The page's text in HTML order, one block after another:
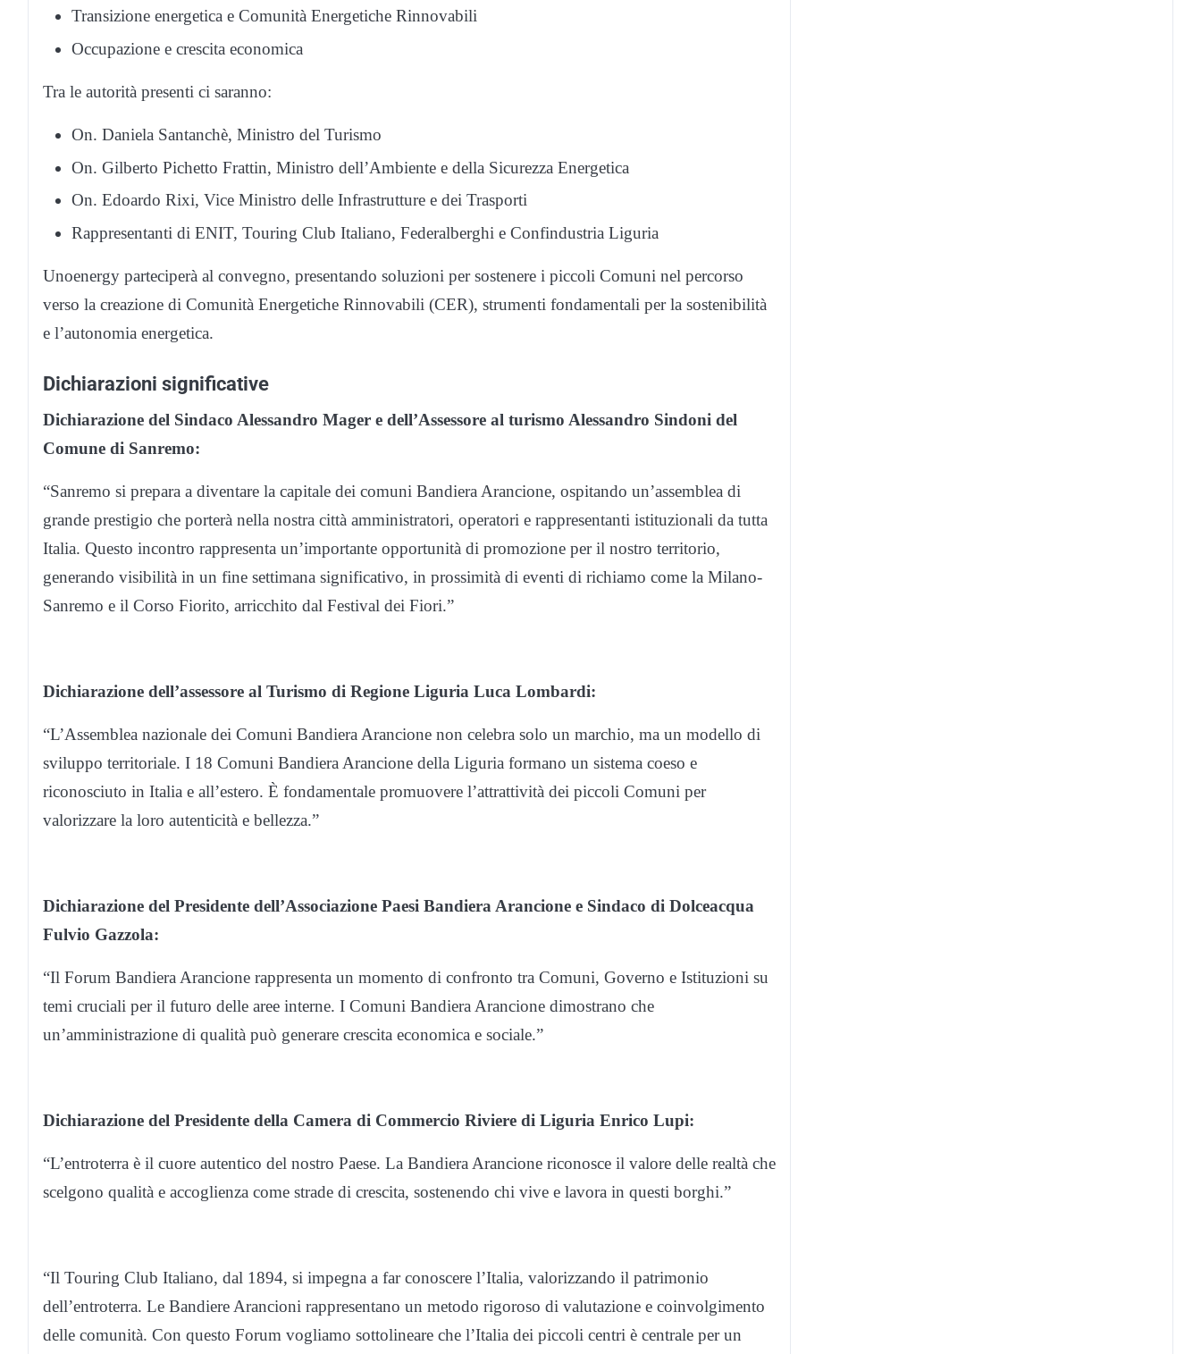
Transizione energetica e Comunità Energetiche Rinnovabili
Occupazione e crescita economica
Tra le autorità presenti ci saranno:
On. Daniela Santanchè, Ministro del Turismo
On. Gilberto Pichetto Frattin, Ministro dell’Ambiente e della Sicurezza Energetica
On. Edoardo Rixi, Vice Ministro delle Infrastrutture e dei Trasporti
Rappresentanti di ENIT, Touring Club Italiano, Federalberghi e Confindustria Liguria
Unoenergy parteciperà al convegno, presentando soluzioni per sostenere i piccoli Comuni nel percorso
verso la creazione di Comunità Energetiche Rinnovabili (CER), strumenti fondamentali per la sostenibilità
e l’autonomia energetica.
Dichiarazioni significative
Dichiarazione del Sindaco Alessandro Mager e dell’Assessore al turismo Alessandro Sindoni del
Comune di Sanremo:
“Sanremo si prepara a diventare la capitale dei comuni Bandiera Arancione, ospitando un’assemblea di
grande prestigio che porterà nella nostra città amministratori, operatori e rappresentanti istituzionali da tutta
Italia. Questo incontro rappresenta un’importante opportunità di promozione per il nostro territorio,
generando visibilità in un fine settimana significativo, in prossimità di eventi di richiamo come la Milano-
Sanremo e il Corso Fiorito, arricchito dal Festival dei Fiori.”
Dichiarazione dell’assessore al Turismo di Regione Liguria Luca Lombardi:
“L’Assemblea nazionale dei Comuni Bandiera Arancione non celebra solo un marchio, ma un modello di
sviluppo territoriale. I 18 Comuni Bandiera Arancione della Liguria formano un sistema coeso e
riconosciuto in Italia e all’estero. È fondamentale promuovere l’attrattività dei piccoli Comuni per
valorizzare la loro autenticità e bellezza.”
Dichiarazione del Presidente dell’Associazione Paesi Bandiera Arancione e Sindaco di Dolceacqua
Fulvio Gazzola:
“Il Forum Bandiera Arancione rappresenta un momento di confronto tra Comuni, Governo e Istituzioni su
temi cruciali per il futuro delle aree interne. I Comuni Bandiera Arancione dimostrano che
un’amministrazione di qualità può generare crescita economica e sociale.”
Dichiarazione del Presidente della Camera di Commercio Riviere di Liguria Enrico Lupi:
“L’entroterra è il cuore autentico del nostro Paese. La Bandiera Arancione riconosce il valore delle realtà che
scelgono qualità e accoglienza come strade di crescita, sostenendo chi vive e lavora in questi borghi.”
“Il Touring Club Italiano, dal 1894, si impegna a far conoscere l’Italia, valorizzando il patrimonio
dell’entroterra. Le Bandiere Arancioni rappresentano un metodo rigoroso di valutazione e coinvolgimento
delle comunità. Con questo Forum vogliamo sottolineare che l’Italia dei piccoli centri è centrale per un